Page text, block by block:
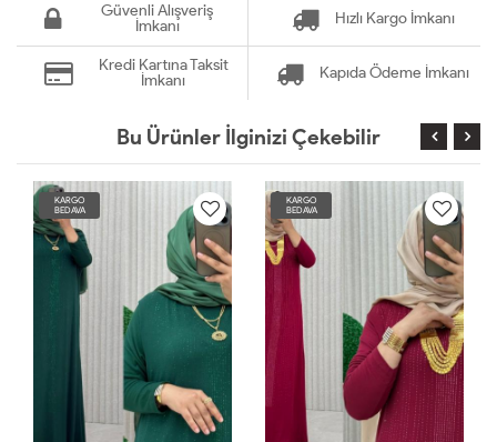
Güvenli Alışveriş
İmkanı
Hızlı Kargo İmkanı
Kredi Kartına Taksit
İmkanı
Kapıda Ödeme İmkanı
Bu Ürünler İlginizi Çekebilir
KARGO
BEDAVA
KARGO
BEDAVA